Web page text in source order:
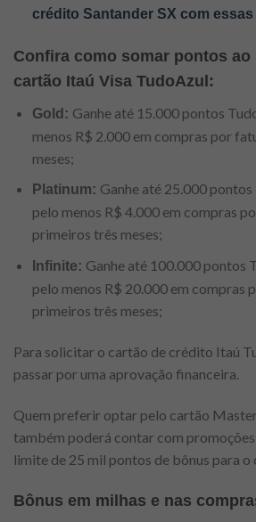
crédito Santander SX com
Confira como somar pontos
cartão Itaú Visa TudoAzul:
Gold: Ganhe até 15.000 pontos
menos R$ 2.000 em compras por
meses;
Platinum: Ganhe até 25.000 pontos
pelo menos R$ 4.000 em compras
primeiros três meses;
Infinite: Ganhe até 100.000 pontos
pelo menos R$ 20.000 em compras
primeiros três meses;
Para solicitar o cartão de crédito Itaú
passar por uma aprovação financeira.
Quem preferir optar pelo cartão
também poderá contar com
limite de 25 mil pontos de bônus para o
Bônus em milhas e nas